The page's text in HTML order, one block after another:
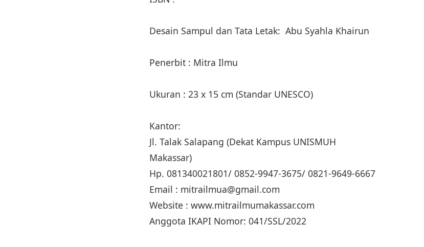
Desain Sampul dan Tata Letak: Abu Syahla Khairun
Penerbit : Mitra Ilmu
Ukuran : 23 x 15 cm (Standar UNESCO)
Kantor:
Jl. Talak Salapang (Dekat Kampus UNISMUH
Makassar)
Hp. 081340021801/ 0852-9947-3675/ 0821-9649-6667
Email : mitrailmua@gmail.com
Website : www.mitrailmumakassar.com
Anggota IKAPI Nomor: 041/SSL/2022